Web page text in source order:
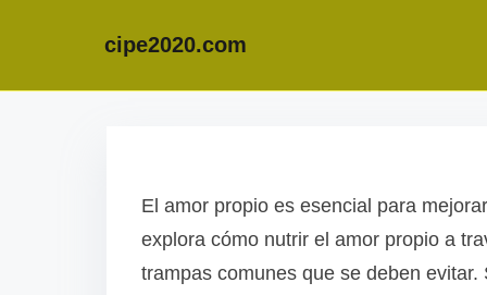
cipe2020.com
El amor propio es esencial para
explora cómo nutrir el amor propio a
trampas comunes que se deben